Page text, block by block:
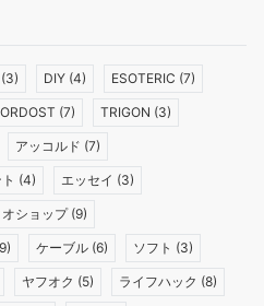
(3) DIY (4) ESOTERIC (7)
(7) TRIGON (3)
アッコルド (7)
(4) エッセイ (3)
ショップ(9)
ケーブル (6) ソフト (3)
ヤフオク (5) ライフハック (8)